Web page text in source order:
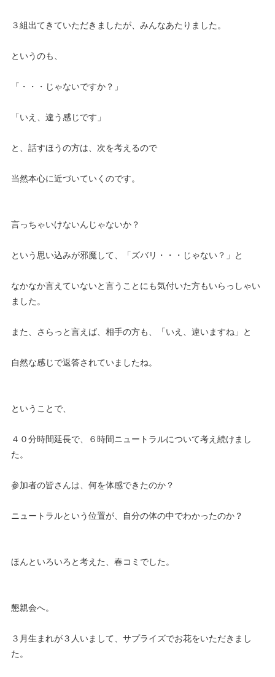
３組出てきていただきましたが、みんなあたりました。
というのも、
「・・・じゃないですか？」
「いえ、違う感じです」
と、話すほうの方は、次を考えるので
当然本心に近づいていくのです。
言っちゃいけないんじゃないか？
という思い込みが邪魔して、「ズバリ・・・じゃない？」と
なかなか言えていないと言うことにも気付いた方もいらっしゃい
ました。
また、さらっと言えば、相手の方も、「いえ、違いますね」と
自然な感じで返答されていましたね。
ということで、
４０分時間延長で、６時間ニュートラルについて考え続けまし
た。
参加者の皆さんは、何を体感できたのか？
ニュートラルという位置が、自分の体の中でわかったのか？
ほんといろいろと考えた、春コミでした。
懇親会へ。
３月生まれが３人いまして、サプライズでお花をいただきまし
た。